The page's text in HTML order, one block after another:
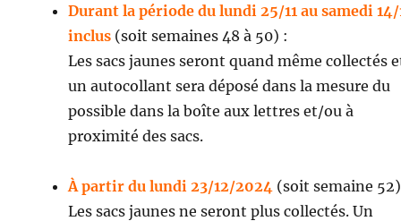
Durant la période du lundi 25/11 au samedi 14/
inclus(soit semaines 48 à 50) :
Les sacs jaunes seront quand même collectés
un autocollant sera déposé dans la mesure du
possible dans la boîte aux lettres et/ou à
proximité des sacs.
À partir du lundi 23/12/2024 (soit semaine
Les sacs jaunes ne seront plus collectés. Un